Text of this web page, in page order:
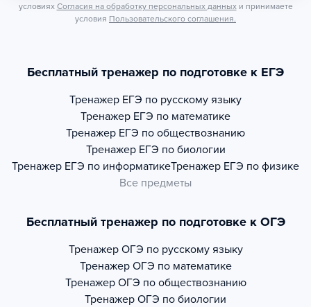
условиях Согласия на обработку персональных данных и принимаете
условия Пользовательского соглашения.
Бесплатный тренажер по подготовке к ЕГЭ
Тренажер ЕГЭ по русскому языку
Тренажер ЕГЭ по математике
Тренажер ЕГЭ по обществознанию
Тренажер ЕГЭ по биологии
Тренажер ЕГЭ по информатикеТренажер ЕГЭ по физике
Все предметы
Бесплатный тренажер по подготовке к ОГЭ
Тренажер ОГЭ по русскому языку
Тренажер ОГЭ по математике
Тренажер ОГЭ по обществознанию
Тренажер ОГЭ по биологии